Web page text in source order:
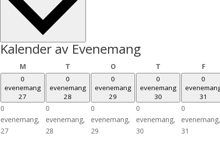
Kalender av Evenemang
Mmåndag T Oonsdag T F
0
evenemang
27
0
evenemang,
27
0
evenemang
28
0
evenemang,
28
0
evenemang
29
0
evenemang,
29
0
evenemang
30
0
evenemang,
30
0
31
0
evenemang,
31